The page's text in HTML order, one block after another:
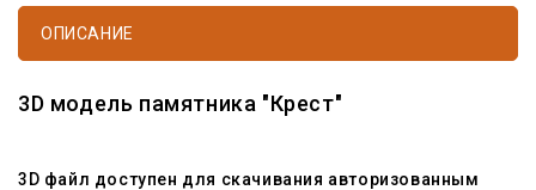
ОПИСАНИЕ
3D модель памятника "Крест"
3D файл доступен для скачивания авторизованным